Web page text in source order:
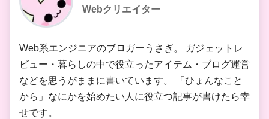
Webクリエイター
Web系エンジニアのブロガーうさぎ。 ガジェットレ
ビュー・暮らしの中で役立ったアイテム・ブログ運営
などを思うがままに書いています。 「ひょんなこと
から」なにかを始めたい人に役立つ記事が書けたら幸
せです。